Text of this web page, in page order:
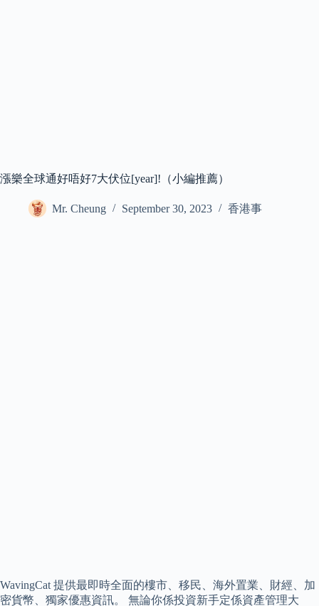
漲樂全球通好唔好7大伏位[year]!（小編推薦）
Mr. Cheung September 30, 2023 香港事
WavingCat 提供最即時全面的樓市、移民、海外置業、財經、加
密貨幣、獨家優惠資訊。 無論你係投資新手定係資產管理大